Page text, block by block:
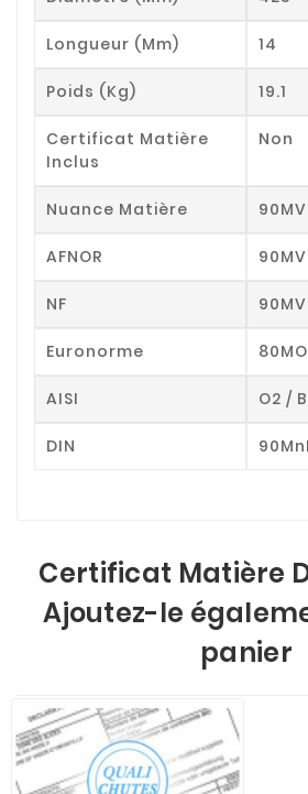
Longueur (mm) 14
Poids (kg) 19.1
Certificat Matière
Inclus
Non
Nuance Matière
AFNOR
NF
Euronorme
AISI O2 /
DIN
Certificat Matière
Ajoutez-le
panier